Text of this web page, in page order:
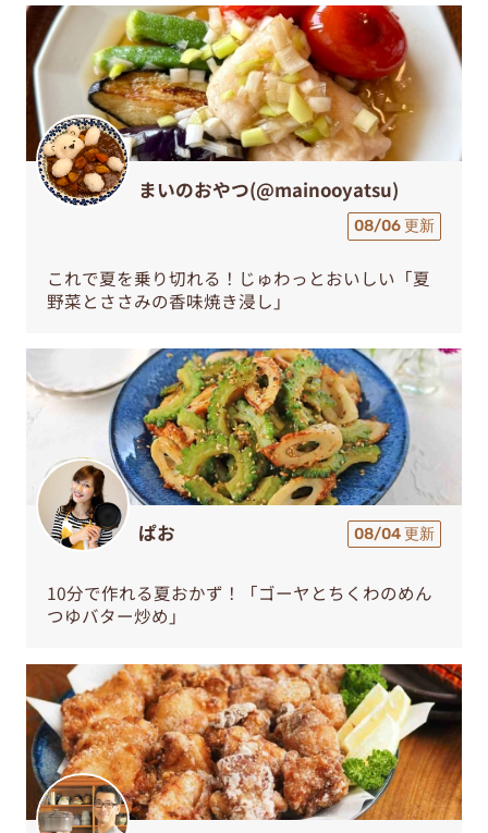
まいのおやつ(@mainooyatsu)
08/06 更新
これで夏を乗り切れる！じゅわっとおいしい「夏
野菜とささみの香味焼き浸し」
ぱお 08/04 更新
10分で作れる夏おかず！「ゴーヤとちくわのめん
つゆバター炒め」